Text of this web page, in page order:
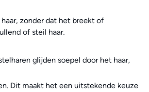
zonder dat het breekt of
of steil haar.
glijden soepel door het haar,
Dit maakt het een uitstekende keuze